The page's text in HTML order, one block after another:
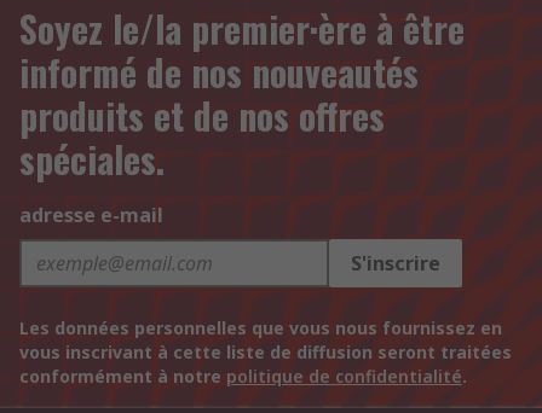
Soyez le/la premier·ère à être
informé de nos nouveautés
produits et de nos offres
spéciales.
adresse e-mail
S'inscrire
Les données personnelles que vous nous fournissez en
vous inscrivant à cette liste de diffusion seront traitées
conformément à notre politique de confidentialité.